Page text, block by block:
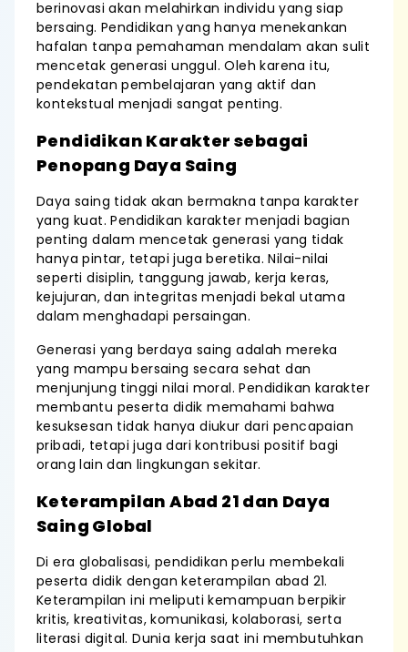
berinovasi akan melahirkan individu yang siap
bersaing. Pendidikan yang hanya menekankan
hafalan tanpa pemahaman mendalam akan sulit
mencetak generasi unggul. Oleh karena itu,
pendekatan pembelajaran yang aktif dan
kontekstual menjadi sangat penting.
Pendidikan Karakter sebagai
Penopang Daya Saing
Daya saing tidak akan bermakna tanpa karakter
yang kuat. Pendidikan karakter menjadi bagian
penting dalam mencetak generasi yang tidak
hanya pintar, tetapi juga beretika. Nilai-nilai
seperti disiplin, tanggung jawab, kerja keras,
kejujuran, dan integritas menjadi bekal utama
dalam menghadapi persaingan.
Generasi yang berdaya saing adalah mereka
yang mampu bersaing secara sehat dan
menjunjung tinggi nilai moral. Pendidikan karakter
membantu peserta didik memahami bahwa
kesuksesan tidak hanya diukur dari pencapaian
pribadi, tetapi juga dari kontribusi positif bagi
orang lain dan lingkungan sekitar.
Keterampilan Abad 21 dan Daya
Saing Global
Di era globalisasi, pendidikan perlu membekali
peserta didik dengan keterampilan abad 21.
Keterampilan ini meliputi kemampuan berpikir
kritis, kreativitas, komunikasi, kolaborasi, serta
literasi digital. Dunia kerja saat ini membutuhkan